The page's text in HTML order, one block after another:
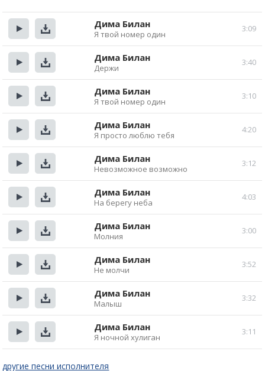
Прослушать
Скачать
3:09
Дима Билан
Я твой номер один
Прослушать
Скачать
3:40
Дима Билан
Держи
Прослушать
Скачать
3:10
Дима Билан
Я твой номер один
Прослушать
Скачать
4:20
Дима Билан
Я просто люблю тебя
Прослушать
Скачать
3:12
Дима Билан
Невозможное возможно
Прослушать
Скачать
4:03
Дима Билан
На берегу неба
Прослушать
Скачать
3:00
Дима Билан
Молния
Прослушать
Скачать
3:52
Дима Билан
Не молчи
Прослушать
Скачать
3:32
Дима Билан
Малыш
Прослушать
Скачать
3:11
Дима Билан
Я ночной хулиган
другие песни исполнителя